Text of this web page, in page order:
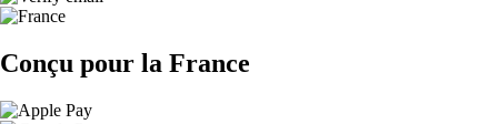
Conçu pour la France